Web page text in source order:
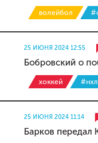
волейбол
25 ИЮНЯ 2024 12:55
Бобровский о
хоккей #нхл
25 ИЮНЯ 2024 11:14
Барков передал